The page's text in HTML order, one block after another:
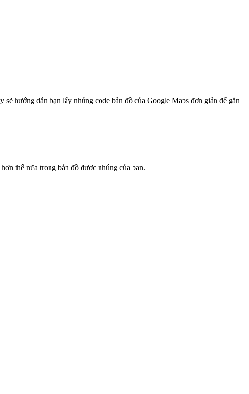
sẽ hướng dẫn bạn lấy nhúng code bản đồ của Google Maps đơn giản để gắn
thế nữa trong bản đồ được nhúng của bạn.